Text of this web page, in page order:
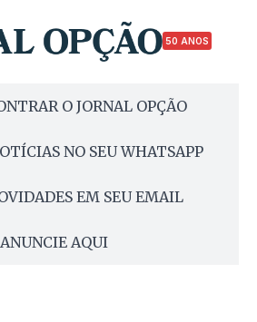
50 ANOS
O JORNAL OPÇÃO
NO SEU WHATSAPP
EM SEU EMAIL
ANUNCIE AQUI